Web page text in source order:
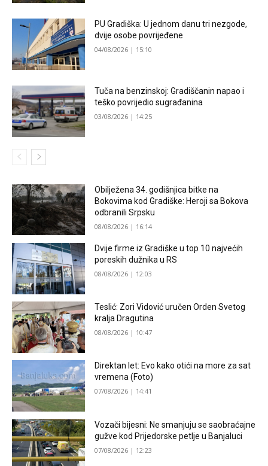
PU Gradiška: U jednom danu tri nezgode,
dvije osobe povrijeđene
04/08/2026 | 15:10
Tuča na benzinskoj: Gradiščanin napao i
teško povrijedio sugrađanina
03/08/2026 | 14:25
Obilježena 34. godišnjica bitke na
Bokovima kod Gradiške: Heroji sa Bokova
odbranili Srpsku
08/08/2026 | 16:14
Dvije firme iz Gradiške u top 10 najvećih
poreskih dužnika u RS
08/08/2026 | 12:03
Teslić: Zori Vidović uručen Orden Svetog
kralja Dragutina
08/08/2026 | 10:47
Direktan let: Evo kako otići na more za sat
vremena (Foto)
07/08/2026 | 14:41
Vozači bijesni: Ne smanjuju se saobraćajne
gužve kod Prijedorske petlje u Banjaluci
07/08/2026 | 12:23